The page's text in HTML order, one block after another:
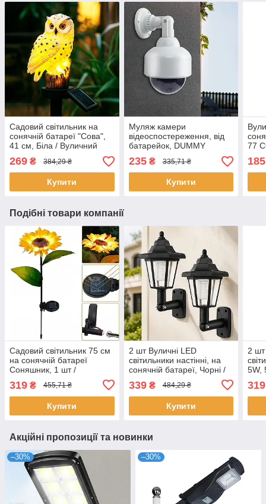
Садовий світильник на
сонячній батареї "Сова",
41 см, Біла / Вуличний
Водонепроникний
світильник
269 ₴ 384,29 ₴
Купити
Муляж камери
відеоспостереження, від
батарейок, DUMMY
камера обманка / Муляж
вуличної камери
235₴ 335,71 ₴
Купити
77
Подібні товари компанії
Садовий світильник 75 см
на сонячній батареї
Соняшник, 1 шт /
сонячною панеллю
319 ₴ 455,71 ₴
Купити
2 шт Вуличні LED
світильники настінні, на
сонячній батареї, Чорні /
освітлення / Декоративні
ліхтарі на фасад
339₴ 484,29 ₴
Купити
2
5W,
319
Акційні пропозиції та новинки
–30% –30%